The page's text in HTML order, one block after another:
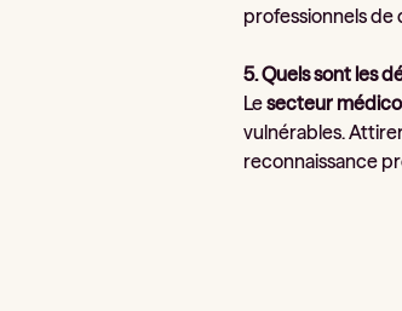
professionnels de
5. Quels sont les
Lesecteur
vulnérables.
reconnaissance